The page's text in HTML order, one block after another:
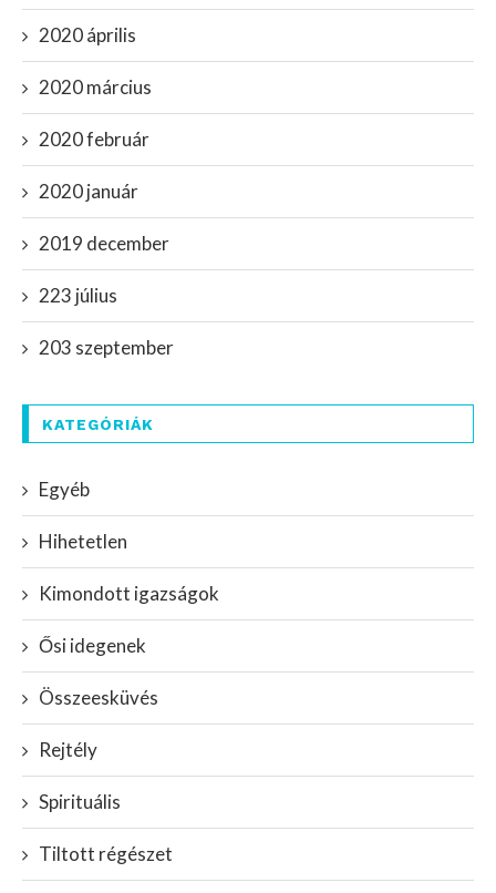
2020 április
2020 március
2020 február
2020 január
2019 december
223 július
203 szeptember
KATEGÓRIÁK
Egyéb
Hihetetlen
Kimondott igazságok
Ősi idegenek
Összeesküvés
Rejtély
Spirituális
Tiltott régészet